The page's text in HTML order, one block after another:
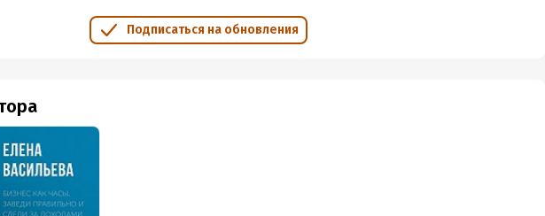
Подписаться на обновления